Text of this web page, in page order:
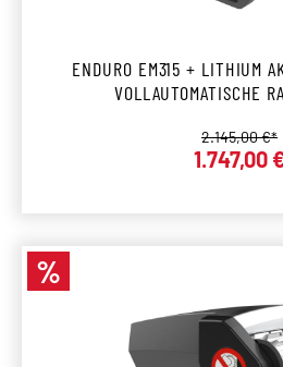
ENDURO EM315 + LITHIUM
VOLLAUTOMATISCHE
1.747,00
Regulärer
2.145,00 €*
Rabatt
%